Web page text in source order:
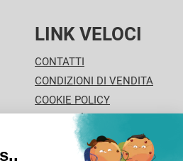
LINK VELOCI
CONTATTI
CONDIZIONI DI VENDITA
COOKIE POLICY
MODALITÀ DI PAGAMENTO
INFORMATIVA PRIVACY